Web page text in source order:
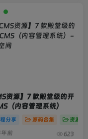
资源】7 款殿堂级的开
（内容管理系统）
分享 源码合集 资源合
前 623